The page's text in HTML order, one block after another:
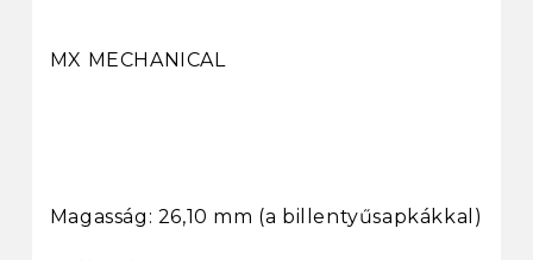
MX MECHANICAL
Magasság: 26,10 mm (a billentyűsapkákkal)